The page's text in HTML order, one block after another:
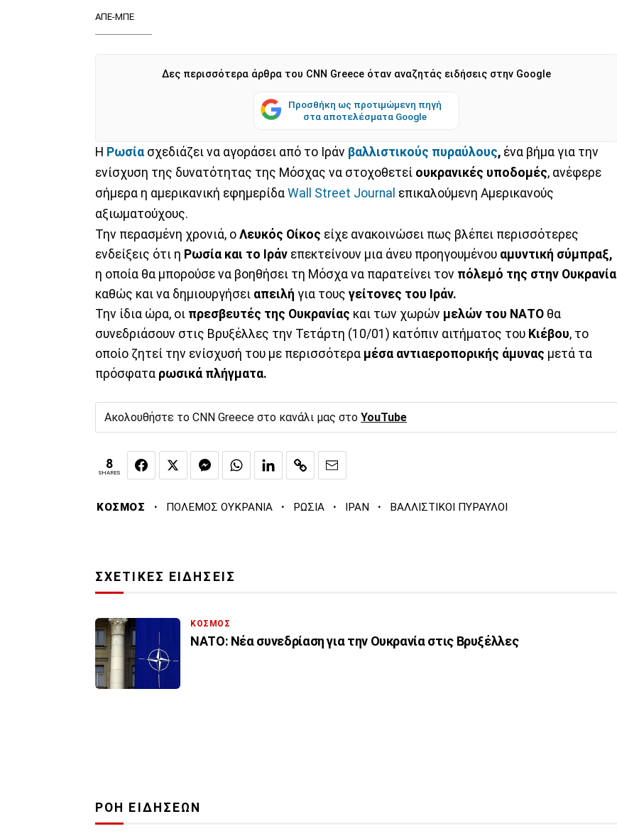
ΑΠΕ-ΜΠΕ
Δες περισσότερα άρθρα του CNN Greece όταν αναζητάς ειδήσεις στην Google
Προσθήκη ως προτιμώμενη πηγή
στα αποτελέσματα Google
Η Ρωσία σχεδιάζει να αγοράσει από το Ιράν βαλλιστικούς πυραύλους, ένα βήμα για την
ενίσχυση της δυνατότητας της Μόσχας να στοχοθετεί ουκρανικές υποδομές, ανέφερε
σήμερα η αμερικανική εφημερίδα Wall Street Journal επικαλούμενη Αμερικανούς
αξιωματούχους.
Την περασμένη χρονιά, ο Λευκός Οίκος είχε ανακοινώσει πως βλέπει περισσότερες
ενδείξεις ότι η Ρωσία και το Ιράν επεκτείνουν μια άνευ προηγουμένου αμυντική σύμπραξ,
η οποία θα μπορούσε να βοηθήσει τη Μόσχα να παρατείνει τον πόλεμό της στην Ουκρανία
καθώς και να δημιουργήσει απειλή για τους γείτονες του Ιράν.
Την ίδια ώρα, οι πρεσβευτές της Ουκρανίας και των χωρών μελών του ΝΑΤΟ θα
συνεδριάσουν στις Βρυξέλλες την Τετάρτη (10/01) κατόπιν αιτήματος του Κιέβου, το
οποίο ζητεί την ενίσχυσή του με περισσότερα μέσα αντιαεροπορικής άμυνας μετά τα
πρόσφατα ρωσικά πλήγματα.
Ακολουθήστε το CNN Greece στο κανάλι μας στο YouTube
8
SHARES
ΚΟΣΜΟΣ · ΠΟΛΕΜΟΣ ΟΥΚΡΑΝΙΑ · ΡΩΣΙΑ · ΙΡΑΝ · ΒΑΛΛΙΣΤΙΚΟΙ ΠΥΡΑΥΛΟΙ
ΣΧΕΤΙΚΕΣ ΕΙΔΗΣΕΙΣ
ΚΟΣΜΟΣ
ΝΑΤΟ: Νέα συνεδρίαση για την Ουκρανία στις Βρυξέλλες
ΡΟΗ ΕΙΔΗΣΕΩΝ